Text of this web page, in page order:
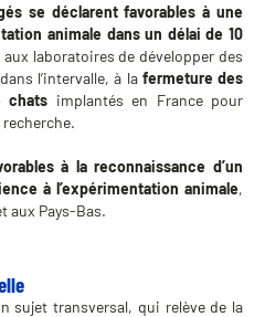
se déclarent favorables à une
animale dans un délai de 10
laboratoires de développer des
l’intervalle, à la fermeture des
chats implantés en France pour
à la reconnaissance d’un
à l’expérimentation animale,
aux Pays-Bas.
sujet transversal, qui relève de la